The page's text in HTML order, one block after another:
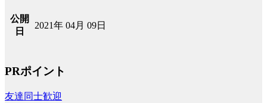
公開
日
2021年 04月 09日
PRポイント
友達同士歓迎